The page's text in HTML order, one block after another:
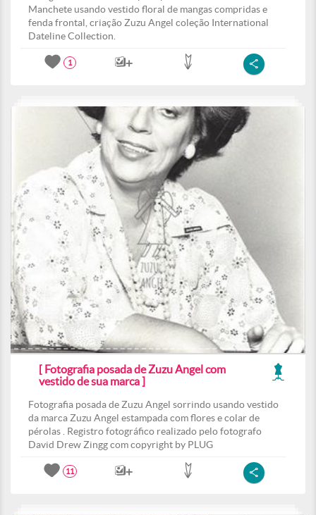
Manchete usando vestido floral de mangas compridas e
fenda frontal, criação Zuzu Angel coleção International
Dateline Collection.
1
[ Fotografia posada de Zuzu Angel com
vestido de sua marca ]
Fotografia posada de Zuzu Angel sorrindo usando vestido
da marca Zuzu Angel estampada com flores e colar de
pérolas . Registro fotográfico realizado pelo fotografo
David Drew Zingg com copyright by PLUG
11